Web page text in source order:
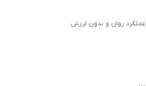
عملکرد روان و بدون لرزش